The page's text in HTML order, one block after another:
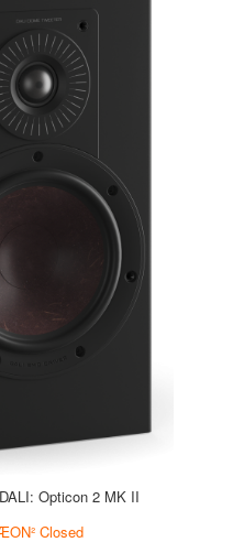
Opticon 2 MK II
Closed